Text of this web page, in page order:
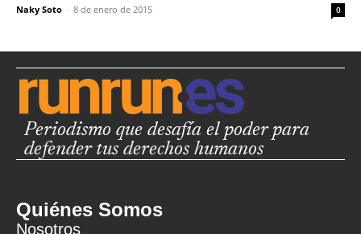
Naky Soto - 8 de enero de 2015 0
Periodismo que desafía el poder para
defender tus derechos humanos
Quiénes Somos
Nosotros